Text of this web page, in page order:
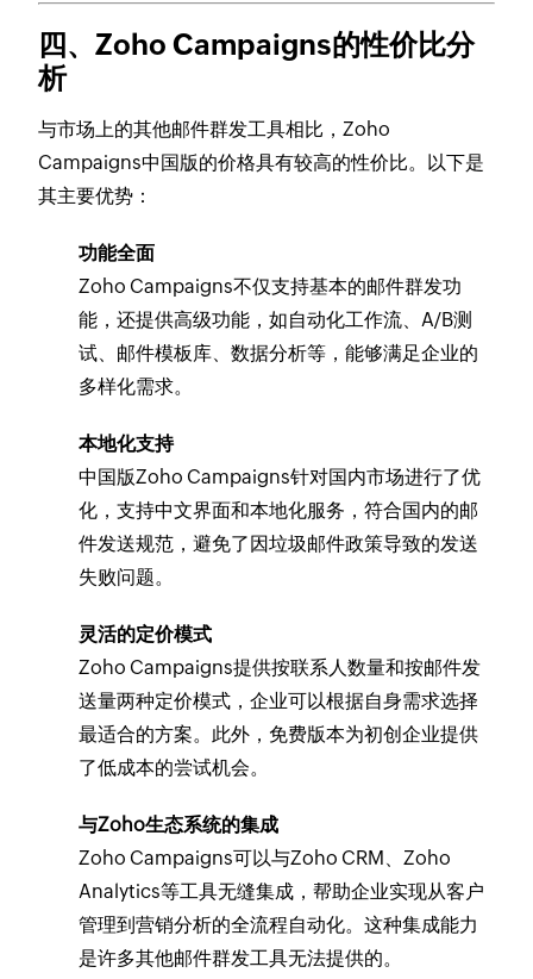
四、Zoho Campaigns的性价比分
析
与市场上的其他邮件群发工具相比，Zoho
Campaigns中国版的价格具有较高的性价比。以下是
其主要优势：
功能全面
Zoho Campaigns不仅支持基本的邮件群发功
能，还提供高级功能，如自动化工作流、A/B测
试、邮件模板库、数据分析等，能够满足企业的
多样化需求。
本地化支持
中国版Zoho Campaigns针对国内市场进行了优
化，支持中文界面和本地化服务，符合国内的邮
件发送规范，避免了因垃圾邮件政策导致的发送
失败问题。
灵活的定价模式
Zoho Campaigns提供按联系人数量和按邮件发
送量两种定价模式，企业可以根据自身需求选择
最适合的方案。此外，免费版本为初创企业提供
了低成本的尝试机会。
与Zoho生态系统的集成
Zoho Campaigns可以与Zoho CRM、Zoho
Analytics等工具无缝集成，帮助企业实现从客户
管理到营销分析的全流程自动化。这种集成能力
是许多其他邮件群发工具无法提供的。